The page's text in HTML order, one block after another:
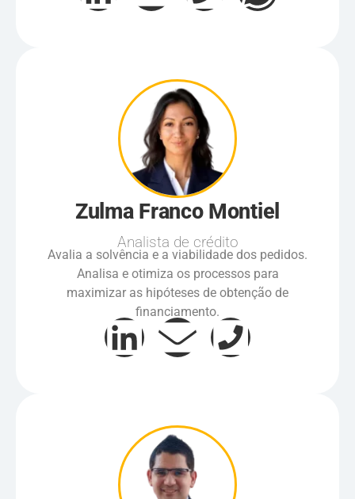
Zulma Franco Montiel
Analista de crédito
Avalia a solvência e a viabilidade dos pedidos.
Analisa e otimiza os processos para
maximizar as hipóteses de obtenção de
financiamento.